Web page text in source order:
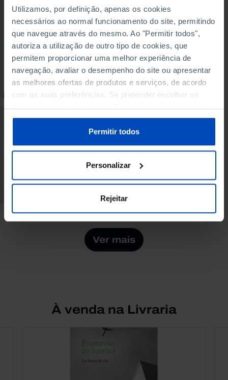
Utilizamos, por definição, apenas os cookies
necessários ao normal funcionamento do site, permitindo
que navegue através do mesmo. Ao "Permitir todos",
autoriza a utilização de outro tipo de cookies, que
permitem proporcionar uma melhor experiência de
navegação, avaliar o desempenho do site ou apresentar
as melhores ofertas de produtos e serviços, de acordo
com as suas preferências. Se pretender escolher os
tipos de cookies, clique em "Personalizar". Saiba mais
sobre cookies através da gestão de preferências ou da
Política de Cookies.
Permitir todos
Personalizar
Rejeitar
Alterações
climáticas: seguros,
castores e outras
soluções
10/04/2026
PODCAST
Ação climática: mais
vale prevenir ou
13/03/2026
Ver mais
À venda na Livraria